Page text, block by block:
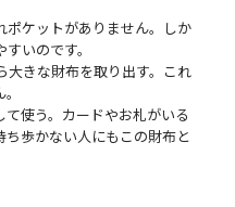
ポケットがありません。しか
いのです。
大きな財布を取り出す。これ
使う。カードやお札がいる
ち歩かない人にもこの財布と